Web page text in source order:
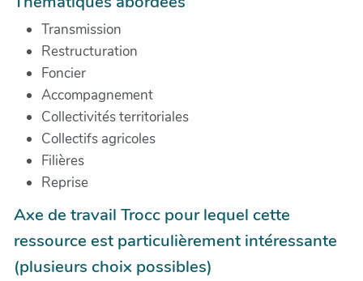
Transmission
Restructuration
Foncier
Accompagnement
Collectivités territoriales
Collectifs agricoles
Filières
Reprise
Axe de travail Trocc pour lequel cette
ressource est particulièrement intéressante
(plusieurs choix possibles)